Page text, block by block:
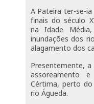
A Pateira ter-se-
finais do século
na Idade
inundações dos
alagamento dos
Presentemente,
assoreamento
Cértima, perto
rio Águeda.